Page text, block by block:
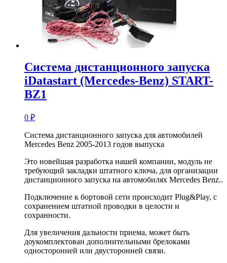
Система дистанционного запуска
iDatastart (Mercedes-Benz) START-
BZ1
0 ₽
Система дистанционного запуска для автомобилей
Mercedes Benz 2005-2013 годов выпуска
Это новейшая разработка нашей компании, модуль не
требующий закладки штатного ключа, для организации
дистанционного запуска на автомобилях Mercedes Benz..
Подключение к бортовой сети происходит Plug&Play, с
сохранением штатной проводки в целости и
сохранности.
Для увеличения дальности приема, может быть
доукомплектован дополнительными брелоками
односторонней или двусторонней связи.